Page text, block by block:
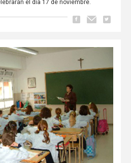
el día 17 de noviembre.